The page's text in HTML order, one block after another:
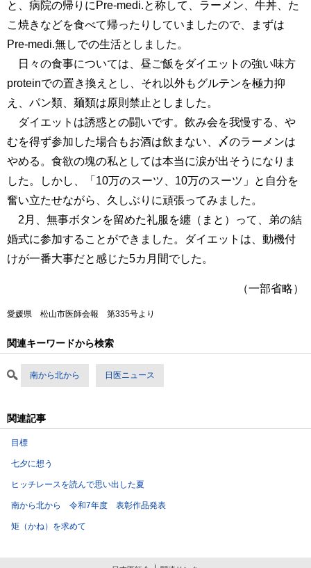
と、病院の帰りにPre-medi.と称して、ラーメン、牛丼、た
こ焼きなどを食べて帰ったりしていましたので、まずは
Pre-medi.無しでの生活としました。
日々の食事については、昼ご飯をダイエットの強い味方
proteinでの置き換えとし、それ以外もグルテンを極力抑
え、パン類、麺類は原則禁止としました。
ダイエットは誘惑との闘いです。飲み会を我慢する、や
むを得ず参加した場合もお酒は飲まない、〆のラーメンは
やめる。食欲の塊の私としては本当に涙が出そうになりま
した。しかし、「10万のスーツ、10万のスーツ」と自分を
奮い立たせながら、久しぶりに頑張ってみました。
2月、無事ボタンを留めた礼服を纏（まと）って、弟の結
婚式に参加することができました。ダイエットは、動機付
けが一番大事だと感じた5カ月間でした。
（一部省略）
愛媛県 松山市医師会報 第335号より
関連キーワードから検索
南から北から 日医ニュース
関連記事
目標
七夕に想う
ヒッチレースを読んで思い出した夏
南から北から 令和7年度 表彰作品発表
矩（かね）を求めて